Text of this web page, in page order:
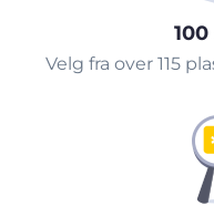
Velg fra over 115